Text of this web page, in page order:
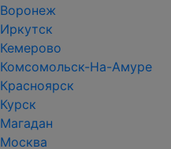
Воронеж
Иркутск
Кемерово
Комсомольск-На-Амуре
Красноярск
Курск
Магадан
Москва